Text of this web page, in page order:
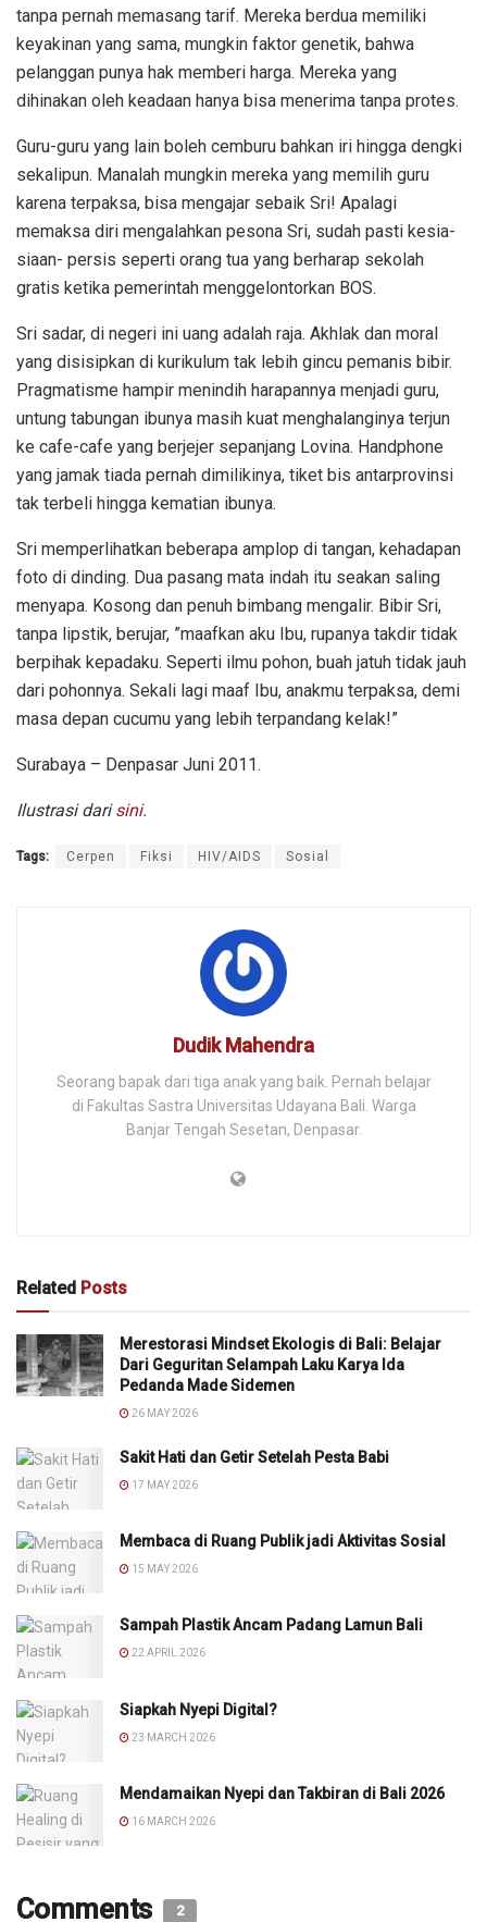
tanpa pernah memasang tarif. Mereka berdua memiliki
keyakinan yang sama, mungkin faktor genetik, bahwa
pelanggan punya hak memberi harga. Mereka yang
dihinakan oleh keadaan hanya bisa menerima tanpa protes.
Guru-guru yang lain boleh cemburu bahkan iri hingga dengki
sekalipun. Manalah mungkin mereka yang memilih guru
karena terpaksa, bisa mengajar sebaik Sri! Apalagi
memaksa diri mengalahkan pesona Sri, sudah pasti kesia-
siaan- persis seperti orang tua yang berharap sekolah
gratis ketika pemerintah menggelontorkan BOS.
Sri sadar, di negeri ini uang adalah raja. Akhlak dan moral
yang disisipkan di kurikulum tak lebih gincu pemanis bibir.
Pragmatisme hampir menindih harapannya menjadi guru,
untung tabungan ibunya masih kuat menghalanginya terjun
ke cafe-cafe yang berjejer sepanjang Lovina. Handphone
yang jamak tiada pernah dimilikinya, tiket bis antarprovinsi
tak terbeli hingga kematian ibunya.
Sri memperlihatkan beberapa amplop di tangan, kehadapan
foto di dinding. Dua pasang mata indah itu seakan saling
menyapa. Kosong dan penuh bimbang mengalir. Bibir Sri,
tanpa lipstik, berujar, ”maafkan aku Ibu, rupanya takdir tidak
berpihak kepadaku. Seperti ilmu pohon, buah jatuh tidak jauh
dari pohonnya. Sekali lagi maaf Ibu, anakmu terpaksa, demi
masa depan cucumu yang lebih terpandang kelak!”
Surabaya – Denpasar Juni 2011.
Ilustrasi darisini.
Tags: Cerpen Fiksi HIV/AIDS Sosial
Dudik Mahendra
Seorang bapak dari tiga anak yang baik. Pernah belajar
di Fakultas Sastra Universitas Udayana Bali. Warga
Banjar Tengah Sesetan, Denpasar.
Related Posts
Merestorasi Mindset Ekologis di Bali: Belajar
Dari Geguritan Selampah Laku Karya Ida
Pedanda Made Sidemen
26 MAY 2026
Sakit Hati dan Getir Setelah Pesta Babi
17 MAY 2026
Membaca di Ruang Publik jadi Aktivitas Sosial
15 MAY 2026
Sampah Plastik Ancam Padang Lamun Bali
22 APRIL 2026
Siapkah Nyepi Digital?
23 MARCH 2026
Mendamaikan Nyepi dan Takbiran di Bali 2026
16 MARCH 2026
Comments 2